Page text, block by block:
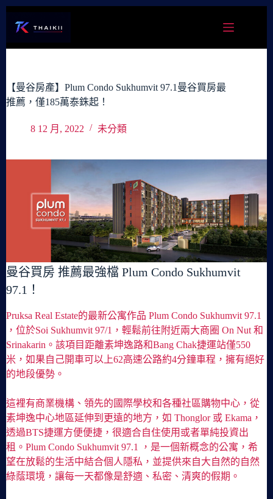
容
【曼谷房產】Plum Condo Sukhumvit 97.1曼谷買房最
推薦，僅185萬泰銖起！
8 12 月, 2022 未分類
曼谷買房 推薦最強檔 Plum Condo Sukhumvit
97.1！
Pruksa Real Estate的最新公寓作品 Plum Condo Sukhumvit 97.1
，位於Soi Sukhumvit 97/1，輕鬆前往附近兩大商圈 On Nut 和
Srinakarin。該項目距離素坤逸路和Bang Chak捷運站僅550
米，如果自己開車可以上62高速公路約4分鐘車程，擁有絕好
的地段優勢。
這裡有商業機構、領先的國際學校和各種社區購物中心，從
素坤逸中心地區延伸到更遠的地方，如 Thonglor 或 Ekama，
透過BTS捷運方便便捷，很適合自住使用或者單純投資出
租。Plum Condo Sukhumvit 97.1 ，是一個新概念的公寓，希
望在放鬆的生活中結合個人隱私，並提供來自大自然的自然
綠蔭環境，讓每一天都像是舒適、私密、清爽的假期。